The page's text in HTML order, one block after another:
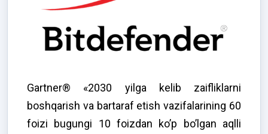
Gartner® «2030 yilga kelib zaifliklarni
boshqarish va bartaraf etish vazifalarining 60
foizi bugungi 10 foizdan ko’p bo’lgan aqlli